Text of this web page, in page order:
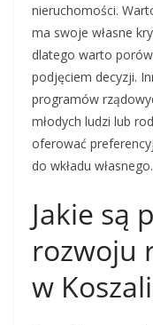
nieruchomości.
ma swoje własne
dlatego warto
podjęciem decyzji.
programów
młodych ludzi lub
oferować
do wkładu własnego.
Jakie są
rozwoju
w